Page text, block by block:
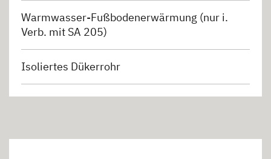
Warmwasser-Fußbodenerwärmung (nur i.
Verb. mit SA 205)
Isoliertes Dükerrohr